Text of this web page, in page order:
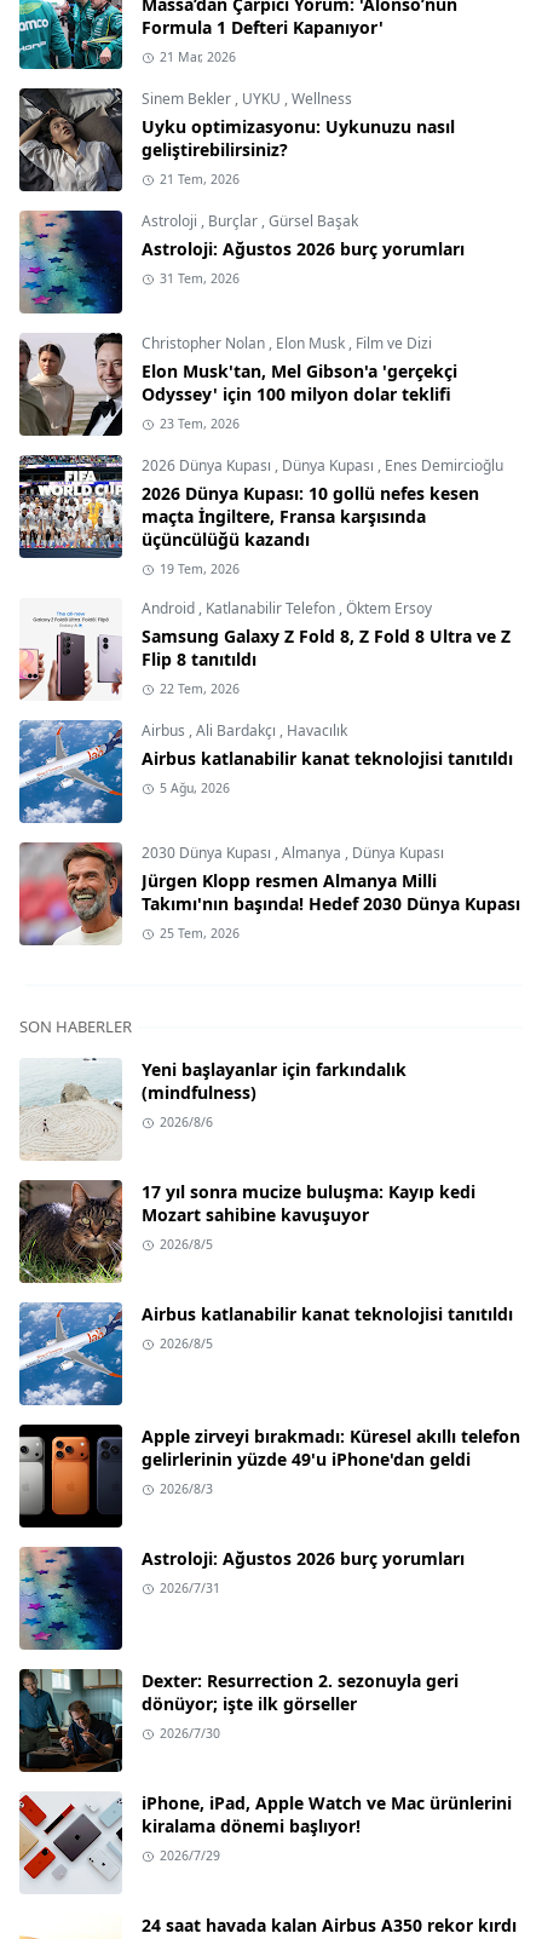
Massa’dan Çarpıcı Yorum: 'Alonso’nun
Formula 1 Defteri Kapanıyor'
21 Mar, 2026
Sinem Bekler, UYKU ,Wellness
Uyku optimizasyonu: Uykunuzu nasıl
geliştirebilirsiniz?
21 Tem, 2026
Astroloji , Burçlar,Gürsel Başak
Astroloji: Ağustos 2026 burç yorumları
31 Tem, 2026
Christopher Nolan, Elon Musk, Film ve Dizi
Elon Musk'tan, Mel Gibson'a 'gerçekçi
Odyssey' için 100 milyon dolar teklifi
23 Tem, 2026
2026 Dünya Kupası , Dünya Kupası , Enes Demircioğlu
2026 Dünya Kupası: 10 gollü nefes kesen
maçta İngiltere, Fransa karşısında
üçüncülüğü kazandı
19 Tem, 2026
Android, Katlanabilir Telefon,Öktem Ersoy
Samsung Galaxy Z Fold 8, Z Fold 8 Ultra ve Z
Flip 8 tanıtıldı
22 Tem, 2026
Airbus ,Ali Bardakçı , Havacılık
Airbus katlanabilir kanat teknolojisi tanıtıldı
5 Ağu, 2026
2030 Dünya Kupası ,Almanya , Dünya Kupası
Jürgen Klopp resmen Almanya Milli
Takımı'nın başında! Hedef 2030 Dünya Kupası
25 Tem, 2026
SON HABERLER
Yeni başlayanlar için farkındalık
(mindfulness)
2026/8/6
17 yıl sonra mucize buluşma: Kayıp kedi
Mozart sahibine kavuşuyor
2026/8/5
Airbus katlanabilir kanat teknolojisi tanıtıldı
2026/8/5
Apple zirveyi bırakmadı: Küresel akıllı telefon
gelirlerinin yüzde 49'u iPhone'dan geldi
2026/8/3
Astroloji: Ağustos 2026 burç yorumları
2026/7/31
Dexter: Resurrection 2. sezonuyla geri
dönüyor; işte ilk görseller
2026/7/30
iPhone, iPad, Apple Watch ve Mac ürünlerini
kiralama dönemi başlıyor!
2026/7/29
24 saat havada kalan Airbus A350 rekor kırdı